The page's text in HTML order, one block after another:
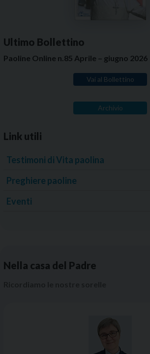
Ultimo Bollettino
Paoline Online n.85 Aprile – giugno 2026
Vai al Bollettino
Archivio
Link utili
Testimoni di Vita paolina
Preghiere paoline
Eventi
Nella casa del Padre